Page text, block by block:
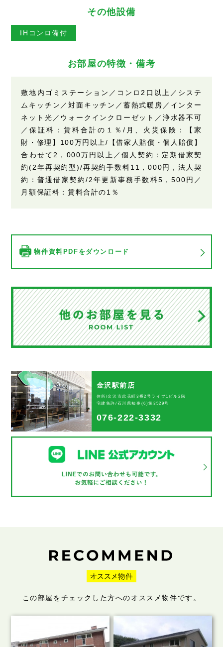
その他設備
IHコンロ備付
お部屋の特徴・備考
敷地内ゴミステーション／コンロ2口以上／システ
ムキッチン／対面キッチン／蓄熱式暖房／インター
ネット光／ウォークインクローゼット／浄水器不可
／保証料：賃料合計の１％/月、火災保険：【家
財・修理】100万円以上/【借家人賠償・個人賠償】
合わせて2，000万円以上／個人契約：定期借家契
約(2年再契約型)/再契約手数料11，000円，法人契
約：普通借家契約/2年更新事務手数料5，500円／
月額保証料：賃料合計の1％
物件資料PDFをダウンロード
金沢駅前店
住所/金沢市此花町3番2号ライブ1ビル2階
宅建免許/石川県知事(6)第3529号
076-222-3332
この部屋をチェックした方へのオススメ物件です。